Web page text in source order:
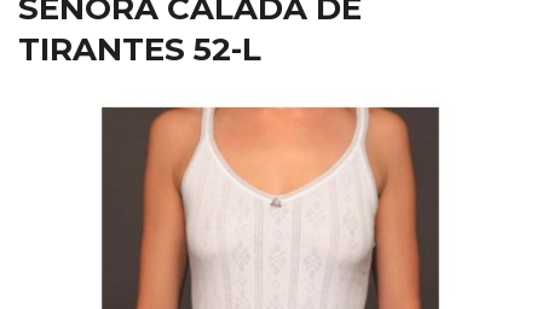
SEÑORA CALADA DE
TIRANTES 52-L